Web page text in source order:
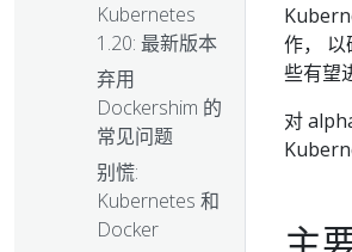
Kubernetes
1.20: 最新版本
弃用
Dockershim 的
常见问题
别慌:
Kubernetes 和
Docker
作，
些有望
对